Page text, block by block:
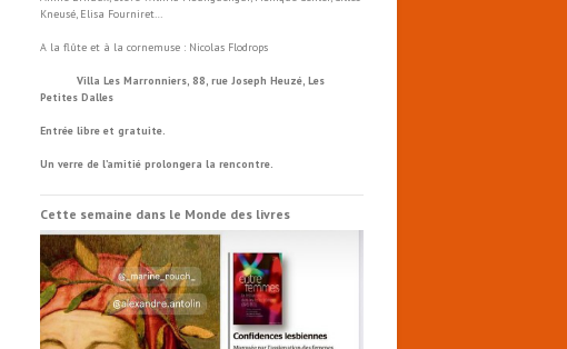
Kneusé, Elisa Fourniret…
A la flûte et à la cornemuse : Nicolas Flodrops
Villa Les Marronniers, 88, rue Joseph Heuzé, Les
Petites Dalles
Entrée libre et gratuite.
Un verre de l’amitié prolongera la rencontre.
Cette semaine dans le Monde des livres